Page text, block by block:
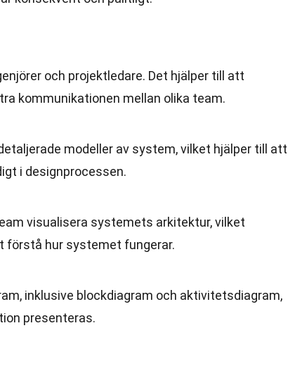
och projektledare. Det hjälper till att
kommunikationen mellan olika team.
modeller av system, vilket hjälper till att
i designprocessen.
visualisera systemets arkitektur, vilket
förstå hur systemet fungerar.
inklusive blockdiagram och aktivitetsdiagram,
presenteras.